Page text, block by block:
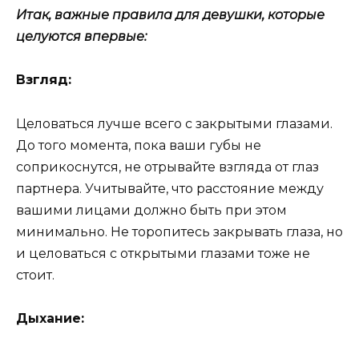
Итак, важные правила для девушки, которые
целуются впервые:
Взгляд:
Целоваться лучше всего с закрытыми глазами.
До того момента, пока ваши губы не
соприкоснутся, не отрывайте взгляда от глаз
партнера. Учитывайте, что расстояние между
вашими лицами должно быть при этом
минимально. Не торопитесь закрывать глаза, но
и целоваться с открытыми глазами тоже не
стоит.
Дыхание: